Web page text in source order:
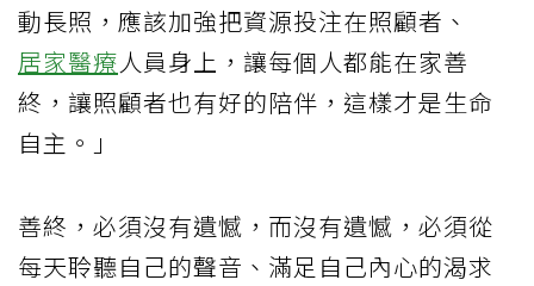
動長照，應該加強把資源投注在照顧者、
居家醫療人員身上，讓每個人都能在家善
終，讓照顧者也有好的陪伴，這樣才是生命
自主。」
善終，必須沒有遺憾，而沒有遺憾，必須從
每天聆聽自己的聲音、滿足自己內心的渴求